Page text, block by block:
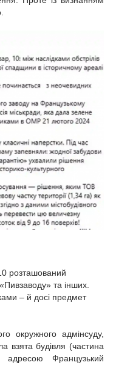
розташований
та інших.
– й досі предмет
окружного адмінсуду,
взята будівля (частина
адресою Французький